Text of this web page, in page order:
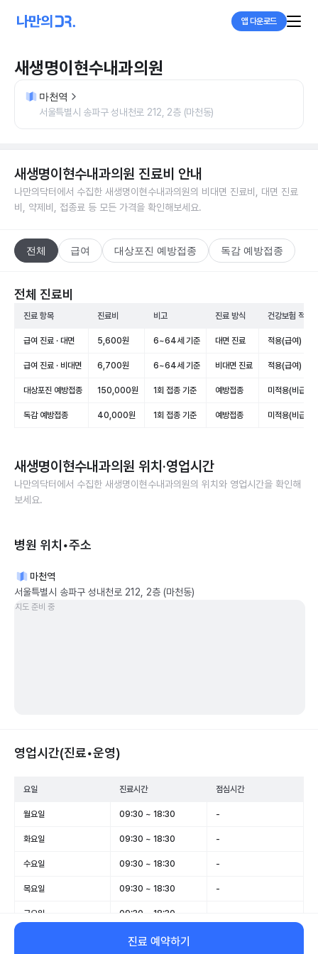
앱 다운로드
새생명이현수내과의원
마천역
서울특별시 송파구 성내천로 212, 2층 (마천동)
새생명이현수내과의원 진료비 안내
나만의닥터에서 수집한 새생명이현수내과의원의 비대면 진료비, 대면 진료
비, 약제비, 접종료 등 모든 가격을 확인해보세요.
전체 급여 대상포진 예방접종 독감 예방접종
전체 진료비
진료 항목 진료비 비고 진료 방식 건강보험 적용
급여 진료 · 대면 5,600원 6~64세 기준 대면 진료 적용(급여)
급여 진료 · 비대면 6,700원 6~64세 기준 비대면 진료 적용(급여)
대상포진 예방접종 150,000원 1회 접종 기준 예방접종 미적용(비급여)
독감 예방접종 40,000원 1회 접종 기준 예방접종 미적용(비급여)
새생명이현수내과의원 위치·영업시간
나만의닥터에서 수집한 새생명이현수내과의원의 위치와 영업시간을 확인해
보세요.
병원 위치•주소
마천역
서울특별시 송파구 성내천로 212, 2층 (마천동)
지도 준비 중
영업시간(진료•운영)
요일 진료시간 점심시간
월요일 09:30 ~ 18:30 -
화요일 09:30 ~ 18:30 -
수요일 09:30 ~ 18:30 -
목요일 09:30 ~ 18:30 -
금요일 09:30 ~ 18:30
09:30 ~ 14:00
진료 예약하기